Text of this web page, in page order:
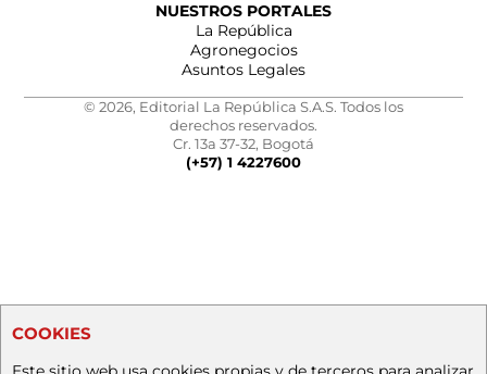
NUESTROS PORTALES
La República
Agronegocios
Asuntos Legales
© 2026, Editorial La República S.A.S. Todos los
derechos reservados.
Cr. 13a 37-32, Bogotá
(+57) 1 4227600
COOKIES